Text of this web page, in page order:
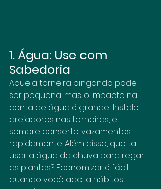
1. Água: Use com
Sabedoria
Aquela torneira pingando pode
ser pequena, mas o impacto na
conta de água é grande! Instale
arejadores nas torneiras, e
sempre conserte vazamentos
rapidamente. Além disso, que tal
usar a água da chuva para regar
as plantas? Economizar é fácil
quando você adota hábitos